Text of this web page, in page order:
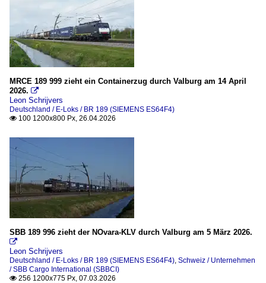
MRCE 189 999 zieht ein Containerzug durch Valburg am 14 April
2026. 
Leon Schrijvers
Deutschland / E-Loks / BR 189 (SIEMENS ES64F4)
 100 1200x800 Px, 26.04.2026
SBB 189 996 zieht der NOvara-KLV durch Valburg am 5 März 2026.

Leon Schrijvers
Deutschland / E-Loks / BR 189 (SIEMENS ES64F4), Schweiz / Unternehmen
/ SBB Cargo International (SBBCI)
 256 1200x775 Px, 07.03.2026